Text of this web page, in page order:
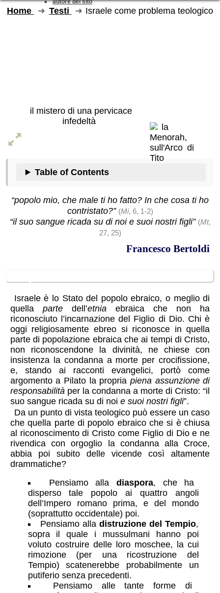
autore del sito
Home Testi Israele come problema teologico
il mistero di una pervicace
infedeltà
Table of Contents
“popolo mio, che male ti ho fatto? In che cosa ti ho
contristato?” (Mi, 6, 1-2)
“il suo sangue ricada su di noi e suoi nostri figli” (Mt,
27, 25)
Francesco Bertoldi
Israele è lo Stato del popolo ebraico, o meglio di
quella partedell’etnia ebraica che non ha
riconosciuto l’incarnazione del Figlio di Dio. Chi è
oggi religiosamente ebreo si riconosce in quella
parte di popolazione ebraica che ai tempi di Cristo,
non riconoscendone la divinità, ne chiese con
insistenza la condanna a morte per crocifissione,
e, stando ai racconti evangelici, portò come
argomento a Pilato la propria piena assunzione di
responsabilità per la condanna a morte di Cristo: “il
suo sangue ricada su di noi e suoi nostri figli”.
Da un punto di vista teologico può essere un caso
che quella parte di popolo ebraico che si è chiusa
al riconoscimento di Cristo come Figlio di Dio e ne
rivendica con orgoglio la condanna alla Croce,
abbia poi subito delle vicende così altamente
drammatiche?
Pensiamo alla diaspora, che ha
disperso tale popolo ai quattro angoli
dell’Impero romano prima, e del mondo
(soprattutto occidentale) poi.
Pensiamo alladistruzione del Tempio,
sopra il quale i mussulmani hanno poi
voluto costruire delle loro moschee, la cui
rimozione (per una ricostruzione del
Tempio) scatenerebbe probabilmente un
putiferio senza precedenti.
Pensiamo alle tante forme di